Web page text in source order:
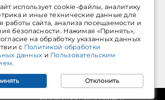
для водяного теплого пола
профилей
краны
использует cookie-файлы, аналитику
и иные технические данные для
работы сайта, анализа посещаемости и
безопасности. Нажимая «Принять»,
на обработку указанных данных
с Политикой обработки
данных и Пользовательским
.
Отклонить